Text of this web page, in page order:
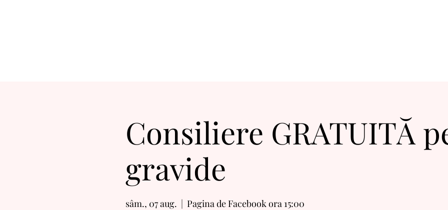
Consiliere GRATUITĂ
gravide
sâm., 07 aug.
  |
Pagina de Facebook ora 15:00